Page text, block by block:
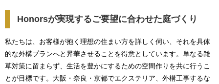
Honorsが実現するご要望に合わせた庭づくり
私たちは、お客様が抱く理想の住まい方を詳しく伺い、それを具体
的な外構プランへと昇華させることを得意としています。単なる雑
草対策に留まらず、生活を豊かにするための空間作りを共に行うこ
とが目標です。大阪・奈良・京都でエクステリア、外構工事するな